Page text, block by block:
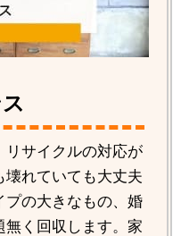
リサイクルの対応が
れていても大丈夫
プの大きなもの、婚
く回収します。家